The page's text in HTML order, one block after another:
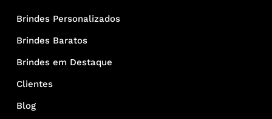
Brindes Personalizados
Brindes Baratos
Brindes em Destaque
Clientes
Blog